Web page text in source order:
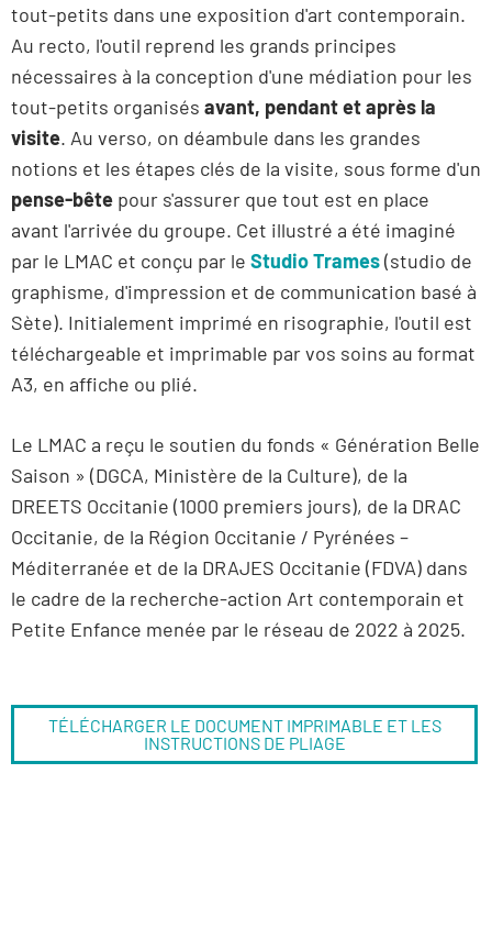
tout-petits dans une exposition d'art contemporain.
Au recto, l'outil reprend les grands principes
nécessaires à la conception d'une médiation pour les
tout-petits organisés avant, pendant et après la
visite. Au verso, on déambule dans les grandes
notions et les étapes clés de la visite, sous forme d'un
pense-bête pour s'assurer que tout est en place
avant l'arrivée du groupe. Cet illustré a été imaginé
par le LMAC et conçu par le Studio Trames(studio de
graphisme, d'impression et de communication basé à
Sète). Initialement imprimé en risographie, l'outil est
téléchargeable et imprimable par vos soins au format
A3, en affiche ou plié.
Le LMAC a reçu le soutien du fonds « Génération Belle
Saison » (DGCA, Ministère de la Culture), de la
DREETS Occitanie (1000 premiers jours), de la DRAC
Occitanie, de la Région Occitanie / Pyrénées –
Méditerranée et de la DRAJES Occitanie (FDVA) dans
le cadre de la recherche-action Art contemporain et
Petite Enfance menée par le réseau de 2022 à 2025.
TÉLÉCHARGER LE DOCUMENT IMPRIMABLE ET LES
INSTRUCTIONS DE PLIAGE